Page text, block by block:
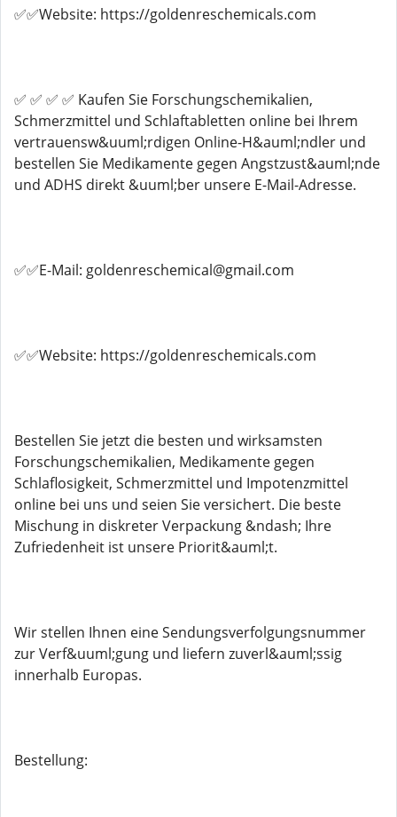
✅✅Website: https://goldenreschemicals.com
✅ ✅ ✅ ✅ Kaufen Sie Forschungschemikalien,
Schmerzmittel und Schlaftabletten online bei Ihrem
vertrauensw&uuml;rdigen Online-H&auml;ndler und
bestellen Sie Medikamente gegen Angstzust&auml;nde
und ADHS direkt &uuml;ber unsere E-Mail-Adresse.
✅✅E-Mail: goldenreschemical@gmail.com
✅✅Website: https://goldenreschemicals.com
Bestellen Sie jetzt die besten und wirksamsten
Forschungschemikalien, Medikamente gegen
Schlaflosigkeit, Schmerzmittel und Impotenzmittel
online bei uns und seien Sie versichert. Die beste
Mischung in diskreter Verpackung &ndash; Ihre
Zufriedenheit ist unsere Priorit&auml;t.
Wir stellen Ihnen eine Sendungsverfolgungsnummer
zur Verf&uuml;gung und liefern zuverl&auml;ssig
innerhalb Europas.
Bestellung: